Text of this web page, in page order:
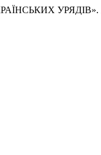
УРЯДІВ».